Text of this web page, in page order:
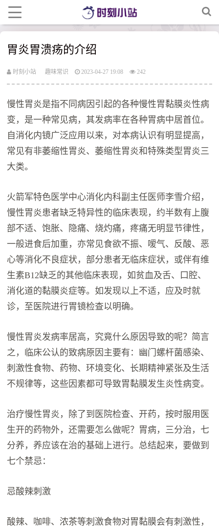
胃炎胃溃疡的介绍
时刻小站 趣味常识 2023-04-27 19:08 242
慢性胃炎是指不同病因引起的各种慢性胃黏膜炎性病
变，是一种常见病，其发病率在各种胃病中居首位。
自消化内镜广泛应用以来，对本病认识有明显提高，
常见有非萎缩性胃炎、萎缩性胃炎和特殊类型胃炎三
大类。
火箭军特色医学中心消化内科副主任医师李雪介绍，
慢性胃炎患者缺乏特异性的临床表现，约半数有上腹
部不适、饱胀、隐痛、烧灼痛，疼痛无明显节律性，
一般进食后加重，亦常见食欲不振、嗳气、反酸、恶
心等消化不良症状，部分患者无临床症状，或伴有维
生素B12缺乏的其他临床表现，如贫血及舌、口腔、
消化道的黏膜炎症等。如发现以上不适，应及时就
诊，至医院进行胃镜检查以明确。
慢性胃炎发病率居高，究竟什么原因导致的呢？简言
之，临床公认的致病原因主要有：幽门螺杆菌感染、
刺激性食物、药物、环境变化、长期精神紧张及生活
不规律等，这些因素都可导致胃黏膜发生炎性病变。
治疗慢性胃炎，除了到医院检查、开药，按时服用医
生开的药物外，还需要怎么做呢？胃病，三分治，七
分养，养应该在治的基础上进行。总结起来，要做到
七个禁忌：
忌酸辣刺激
酸辣、咖啡、浓茶等刺激食物对胃黏膜会有刺激性，